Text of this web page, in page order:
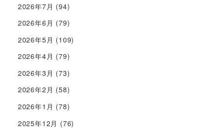
2026年7月 (94)
2026年6月 (79)
2026年5月 (109)
2026年4月 (79)
2026年3月 (73)
2026年2月 (58)
2026年1月 (78)
2025年12月 (76)